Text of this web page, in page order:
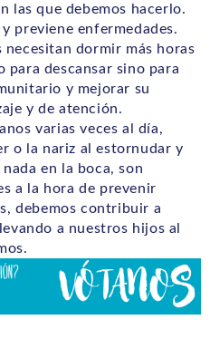
las que debemos hacerlo.
previene enfermedades.
necesitan dormir más horas
para descansar sino para
y mejorar su
y de atención.
varias veces al día,
o la nariz al estornudar y
en la boca, son
a la hora de prevenir
debemos contribuir a
a nuestros hijos al